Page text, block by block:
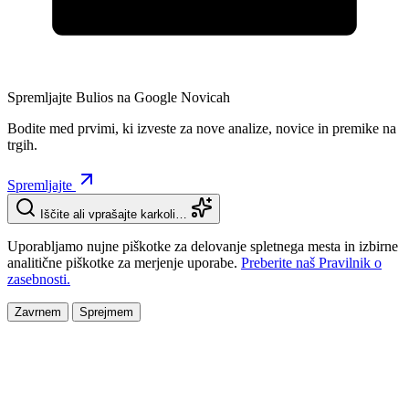
Spremljajte Bulios na Google Novicah
Bodite med prvimi, ki izveste za nove analize, novice in premike na
trgih.
Spremljajte
Iščite ali vprašajte karkoli…
Uporabljamo nujne piškotke za delovanje spletnega mesta in izbirne
analitične piškotke za merjenje uporabe. Preberite naš Pravilnik o
zasebnosti.
Zavrnem Sprejmem